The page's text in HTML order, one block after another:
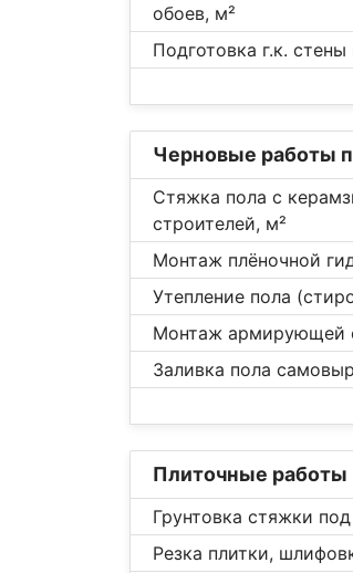
обоев, м²
Подготовка г.к.
Черновые работы
Стяжка пола с
строителей, м²
Монтаж плёночной
Утепление пола
Монтаж армирующей
Заливка пола
Плиточные работы
Грунтовка стяжки
Резка плитки,